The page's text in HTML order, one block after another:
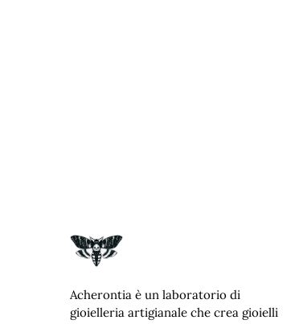
Acherontia è un laboratorio di
gioielleria artigianale che crea gioielli